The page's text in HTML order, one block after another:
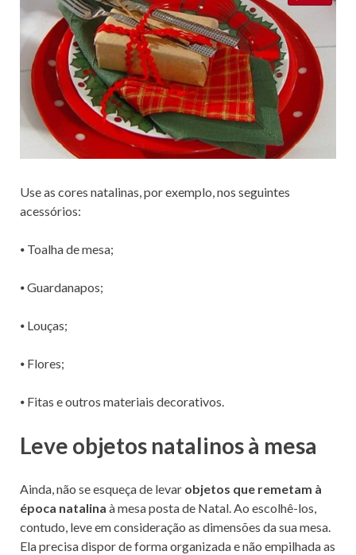
Use as cores natalinas, por exemplo, nos seguintes
acessórios:
⦁ Toalha de mesa;
⦁ Guardanapos;
⦁ Louças;
⦁ Flores;
⦁ Fitas e outros materiais decorativos.
Leve objetos natalinos à mesa
Ainda, não se esqueça de levar objetos que remetam à
época natalina à mesa posta de Natal. Ao escolhê-los,
contudo, leve em consideração as dimensões da sua mesa.
Ela precisa dispor de forma organizada e não empilhada as